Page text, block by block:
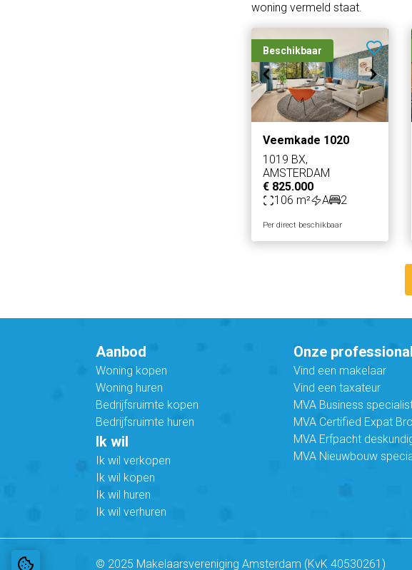
woning vermeld staat.
Beschikbaar
Veemkade 1020
1019 BX,
AMSTERDAM
€ 825.000
106 m²
A 2
Per direct beschikbaar
Aanbod
Woning kopen
Woning huren
Bedrijfsruimte kopen
Bedrijfsruimte huren
Ik wil
Ik wil verkopen
Ik wil kopen
Ik wil huren
Ik wil verhuren
Onze
Vind een makelaar
Vind een taxateur
MVA Business
MVA Certified Expat
MVA Erfpacht
MVA Nieuwbouw
© 2025 Makelaarsvereniging Amsterdam (KvK 40530261)